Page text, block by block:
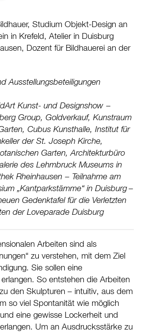
Studium Objekt-Design an
in Krefeld, Atelier in Duisburg
Dozent für Bildhauerei an der
Ausstellungsbeteiligungen
Kunst- und Designshow
Group Goldverkauf Kunstraum
Cubus Kunsthalle Institut für
der St. Joseph Kirche
Garten Architekturbüro
des Lehmbruck Museums in
Rheinhausen
Teilnahme am
„Kantparkstämme“ in Duisburg
Gedenktafel für die Verletzten
der Loveparade Duisburg
Arbeiten sind als
zu verstehen, mit dem Ziel
Sie sollen eine
So entstehen die Arbeiten
den Skulpturen – intuitiv, aus dem
so viel Spontanität wie möglich
eine gewisse Lockerheit und
Um an Ausdrucksstärke zu